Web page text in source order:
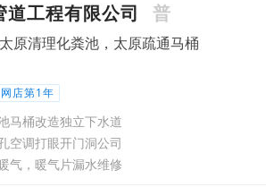
工程有限公司 普
原清理化粪池，太原疏通马桶
网店第1年
马桶改造独立下水道
空调打眼开门洞公司
气，暖气片漏水维修